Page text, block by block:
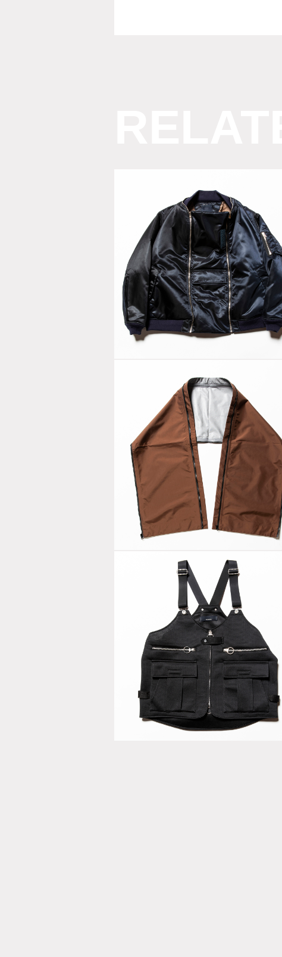
Loop Zip MA1
Navy
Waterproof
Unit Sheet
Brown
Activist Mesh
Vest Bag Off
Black